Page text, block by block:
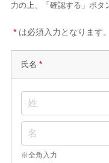
力の上、「確認する」ボタ
* は必須入力となります。
氏名 *
※全角入力